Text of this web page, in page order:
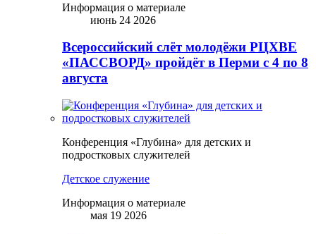
Информация о материале
июнь 24 2026
Всероссийский слёт молодёжи РЦХВЕ
«ПАССВОРД» пройдёт в Перми с 4 по 8
августа
Конференция «Глубина» для детских и
подростковых служителей
Детское служение
Информация о материале
мая 19 2026